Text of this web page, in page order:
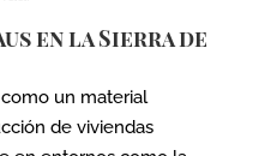
en la Sierra de
un material
de viviendas